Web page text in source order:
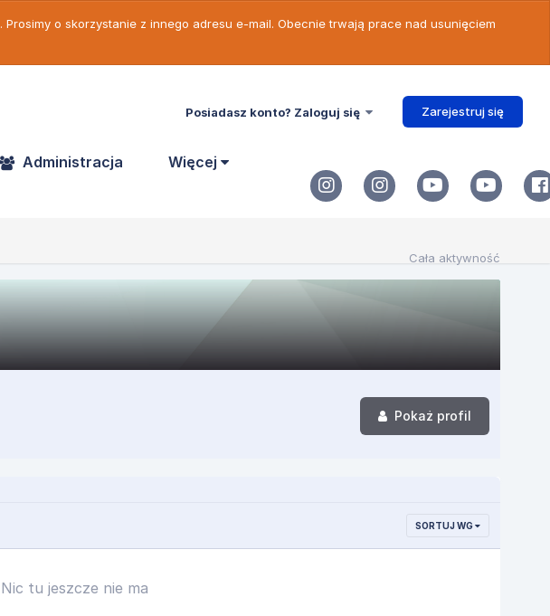
. Prosimy o skorzystanie z innego adresu e-mail. Obecnie trwają prace nad usunięciem
Posiadasz konto? Zaloguj się Zarejestruj się
Administracja Więcej
Cała aktywność
Pokaż profil
SORTUJ WG
Nic tu jeszcze nie ma